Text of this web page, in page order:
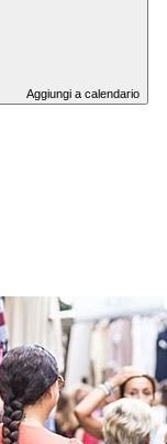
Aggiungi a calendario